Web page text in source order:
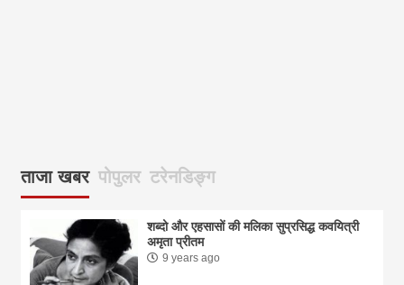
ताजा खबर पोपुलर टरेनडिङ्ग
शब्दो और एहसासों की मलिका सुप्रसिद्ध कवयित्री
अमृता प्रीतम
9 years ago